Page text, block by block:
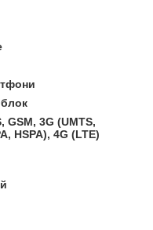
GSM, 3G (UMTS,
HSPA), 4G (LTE)